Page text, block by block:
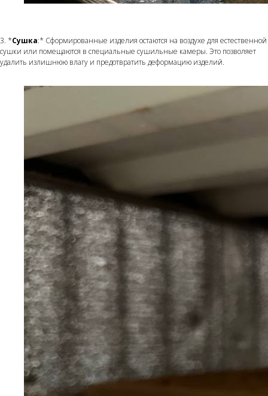
3. *Сушка:* Сформированные изделия остаются на воздухе для естественной
сушки или помещаются в специальные сушильные камеры. Это позволяет
удалить излишнюю влагу и предотвратить деформацию изделий.